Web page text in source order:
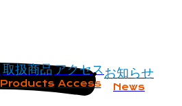
取扱商品
Products
アクセス
Access
お知らせ
News